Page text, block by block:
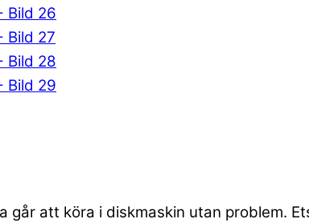
går att köra i diskmaskin utan problem.